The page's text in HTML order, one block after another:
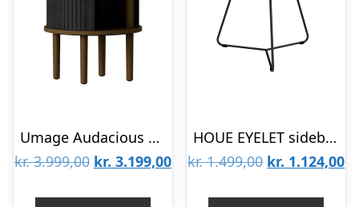
Umage Audacious sidebord – Mørk eg – Charcoal : Erling Christensen Møbler
kr.3.999,00 Den
kr. 3.199,00Den
HOUE EYELET sidebord – Ø57,5 cm : Erling Christensen Møbler
kr.1.499,00 Den
kr. 1.124,00